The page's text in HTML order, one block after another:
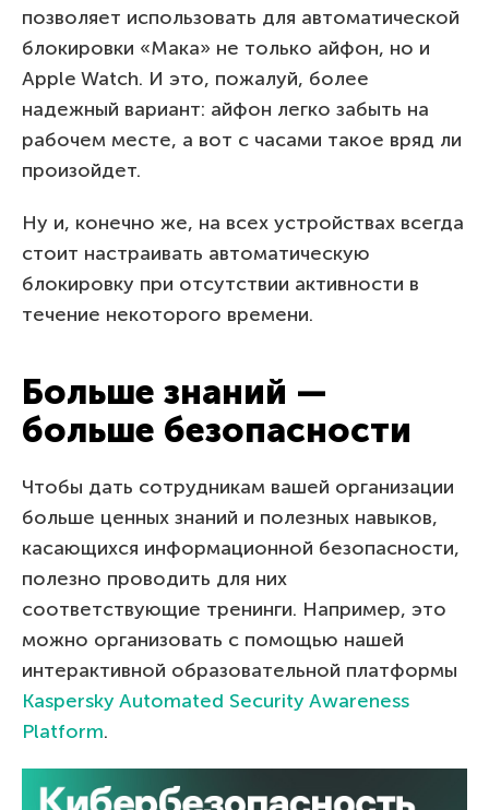
позволяет использовать для автоматической
блокировки «Мака» не только айфон, но и
Apple Watch. И это, пожалуй, более
надежный вариант: айфон легко забыть на
рабочем месте, а вот с часами такое вряд ли
произойдет.
Ну и, конечно же, на всех устройствах всегда
стоит настраивать автоматическую
блокировку при отсутствии активности в
течение некоторого времени.
Больше знаний —
больше безопасности
Чтобы дать сотрудникам вашей организации
больше ценных знаний и полезных навыков,
касающихся информационной безопасности,
полезно проводить для них
соответствующие тренинги. Например, это
можно организовать с помощью нашей
интерактивной образовательной платформы
Kaspersky Automated Security Awareness
Platform.